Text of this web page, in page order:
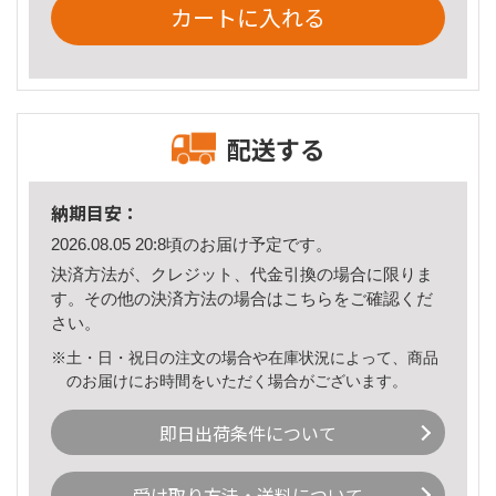
カートに入れる
配送する
納期目安：
2026.08.05 20:8頃のお届け予定です。
決済方法が、クレジット、代金引換の場合に限りま
す。その他の決済方法の場合はこちら をご確認くだ
さい。
※土・日・祝日の注文の場合や在庫状況によって、商品
のお届けにお時間をいただく場合がございます。
即日出荷条件について